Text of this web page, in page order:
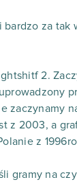
za
2.
zaczynamy
z 2003, a
z
gramy na